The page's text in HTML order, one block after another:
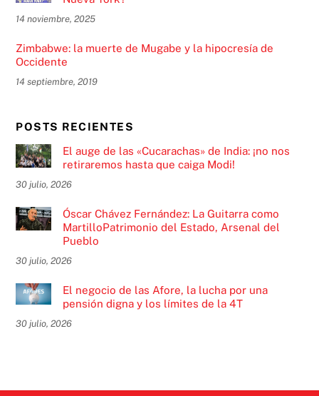
14 noviembre, 2025
Zimbabwe: la muerte de Mugabe y la hipocresía de
Occidente
14 septiembre, 2019
POSTS RECIENTES
El auge de las «Cucarachas» de India: ¡no nos
retiraremos hasta que caiga Modi!
30 julio, 2026
Óscar Chávez Fernández: La Guitarra como
MartilloPatrimonio del Estado, Arsenal del
Pueblo
30 julio, 2026
El negocio de las Afore, la lucha por una
pensión digna y los límites de la 4T
30 julio, 2026